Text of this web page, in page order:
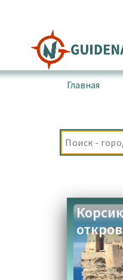
содержимому
Главная